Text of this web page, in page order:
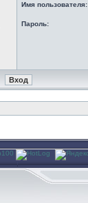
Имя пользователя:
Пароль: